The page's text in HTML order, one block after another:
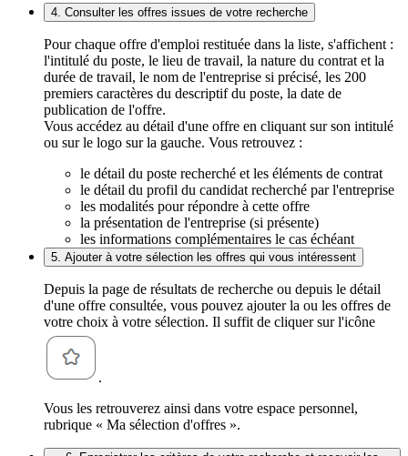
4. Consulter les offres issues de votre recherche
Pour chaque offre d'emploi restituée dans la liste, s'affichent :
l'intitulé du poste, le lieu de travail, la nature du contrat et la
durée de travail, le nom de l'entreprise si précisé, les 200
premiers caractères du descriptif du poste, la date de
publication de l'offre.
Vous accédez au détail d'une offre en cliquant sur son intitulé
ou sur le logo sur la gauche. Vous retrouvez :
le détail du poste recherché et les éléments de contrat
le détail du profil du candidat recherché par l'entreprise
les modalités pour répondre à cette offre
la présentation de l'entreprise (si présente)
les informations complémentaires le cas échéant
5. Ajouter à votre sélection les offres qui vous intéressent
Depuis la page de résultats de recherche ou depuis le détail
d'une offre consultée, vous pouvez ajouter la ou les offres de
votre choix à votre sélection. Il suffit de cliquer sur l'icône
.
Vous les retrouverez ainsi dans votre espace personnel,
rubrique « Ma sélection d'offres ».